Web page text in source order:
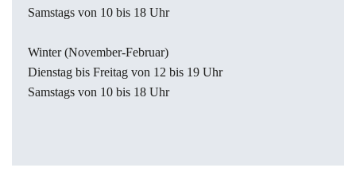
Samstags von 10 bis 18 Uhr
Winter (November-Februar)
Dienstag bis Freitag von 12 bis 19 Uhr
Samstags von 10 bis 18 Uhr